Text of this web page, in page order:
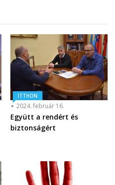
ITTHON
2024. február 16.
Együtt a rendért és
biztonságért